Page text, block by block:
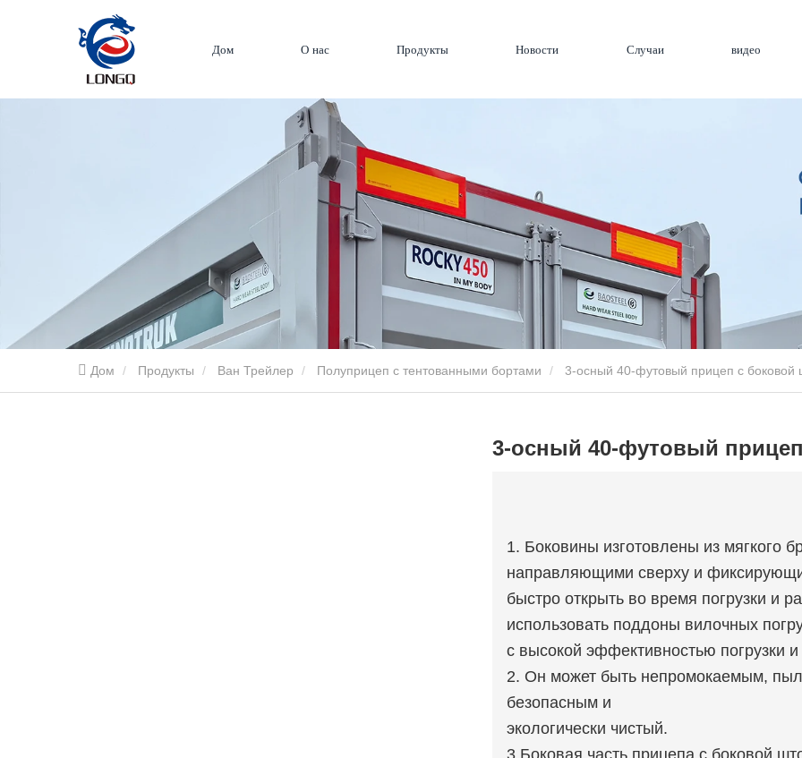
Дом О нас Продукты Новости Случаи видео
Дом Продукты Ван Трейлер Полуприцеп с тентованными бортами 3-осный 40-футовый прицеп с боковой
3-осный 40-футовый
1. Боковины изготовлены из мягкого
направляющими сверху и
быстро открыть во время погрузки и
использовать поддоны вилочных
с высокой эффективностью погрузки и
2. Он может быть непромокаемым,
безопасным и
экологически чистый.